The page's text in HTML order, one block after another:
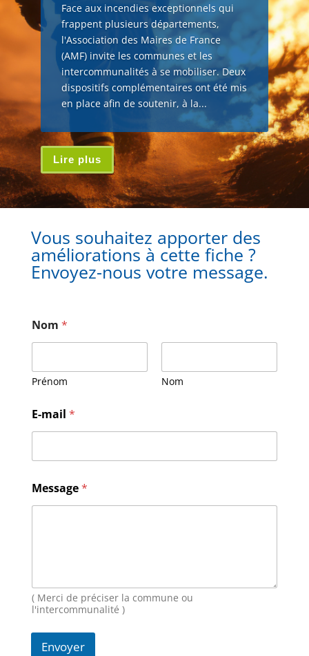
Face aux incendies exceptionnels qui
frappent plusieurs départements,
l'Association des Maires de France
(AMF) invite les communes et les
intercommunalités à se mobiliser. Deux
dispositifs complémentaires ont été mis
en place afin de soutenir, à la...
Lire plus
Vous souhaitez apporter des
améliorations à cette fiche ?
Envoyez-nous votre message.
Nom *
Prénom Nom
e
s
a
e
E
-
o
m
E-mail *
Message*
( Merci de préciser la commune ou
l'intercommunalité )
Envoyer